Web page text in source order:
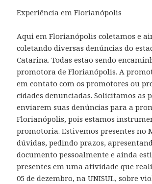
Experiência em Florianópolis
Aqui em Florianópolis coletamos e
coletando diversas denúncias do
Catarina. Todas estão sendo
promotora de Florianópolis. A
em contato com os promotores ou
cidades denunciadas. Solicitamos as
enviarem suas denúncias para a
Florianópolis, pois estamos
promotoria. Estivemos presentes no
dúvidas, pedindo prazos,
documento pessoalmente e ainda
presentes em uma atividade que
05 de dezembro, na UNISUL, sobre